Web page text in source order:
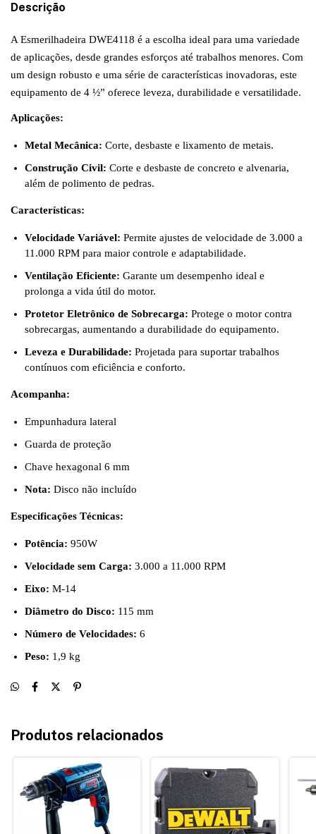
Descrição
A Esmerilhadeira DWE4118 é a escolha ideal para uma variedade
de aplicações, desde grandes esforços até trabalhos menores. Com
um design robusto e uma série de características inovadoras, este
equipamento de 4 ½” oferece leveza, durabilidade e versatilidade.
Aplicações:
Metal Mecânica: Corte, desbaste e lixamento de metais.
Construção Civil: Corte e desbaste de concreto e alvenaria,
além de polimento de pedras.
Características:
Velocidade Variável: Permite ajustes de velocidade de 3.000 a
11.000 RPM para maior controle e adaptabilidade.
Ventilação Eficiente: Garante um desempenho ideal e
prolonga a vida útil do motor.
Protetor Eletrônico de Sobrecarga: Protege o motor contra
sobrecargas, aumentando a durabilidade do equipamento.
Leveza e Durabilidade: Projetada para suportar trabalhos
contínuos com eficiência e conforto.
Acompanha:
Empunhadura lateral
Guarda de proteção
Chave hexagonal 6 mm
Nota: Disco não incluído
Especificações Técnicas:
Potência: 950W
Velocidade sem Carga: 3.000 a 11.000 RPM
Eixo: M-14
Diâmetro do Disco: 115 mm
Número de Velocidades: 6
Peso: 1,9 kg
Produtos relacionados